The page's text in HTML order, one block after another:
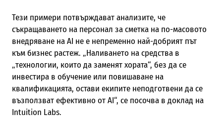
Тези примери потвърждават анализите, че
съкращаването на персонал за сметка на по-масовото
внедряване на AI не е непременно най-добрият път
към бизнес растеж. „Наливането на средства в
„технологии, които да заменят хората“, без да се
инвестира в обучение или повишаване на
квалификацията, остави екипите неподготвени да се
възползват ефективно от AI“, се посочва в доклад на
Intuition Labs.